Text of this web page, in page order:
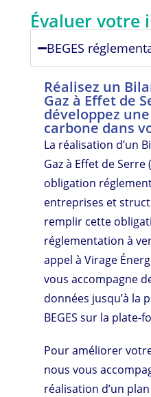
Évaluer votre
BEGES
Réalisez un
Gaz à Effet de
développez
carbone dans
La réalisation d’un
Gaz à Effet de Serre
obligation
entreprises et
remplir cette
réglementation à
appel à Virage
vous accompagne
données jusqu’à la
BEGES sur la plate-
Pour améliorer
nous vous
réalisation d’un